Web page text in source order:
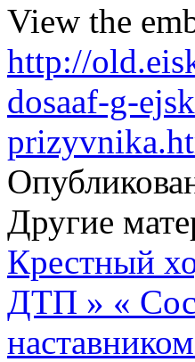
View the
http://
dosaaf-g-
Другие
Крестный
ДТП » «